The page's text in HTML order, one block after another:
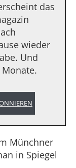
das
wieder
Und
Münchner
in Spiegel